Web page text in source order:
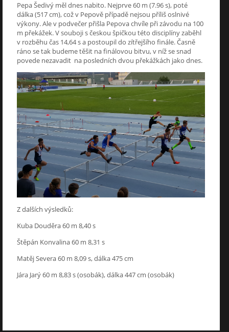
Pepa Šedivý měl dnes nabito. Nejprve 60 m (7.96 s), poté
dálka (517 cm), což v Pepově případě nejsou příliš oslnivé
výkony. Ale v podvečer přišla Pepova chvíle při závodu na 100
m překážek. V souboji s českou špičkou této disciplíny zaběhl
v rozběhu čas 14,64 s a postoupil do zítřejšího finále. Časně
ráno se tak budeme těšit na finálovou bitvu, v níž se snad
povede nezavadit na posledních dvou překážkách jako dnes.
Z dalších výsledků:
Kuba Douděra 60 m 8,40 s
Štěpán Konvalina 60 m 8,31 s
Matěj Severa 60 m 8,09 s, dálka 475 cm
Jára Jarý 60 m 8,83 s (osobák), dálka 447 cm (osobák)